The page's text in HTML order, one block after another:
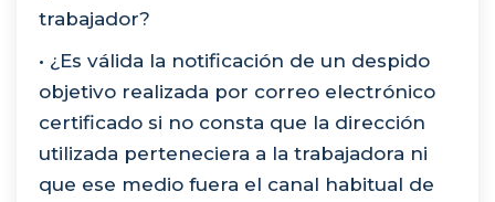
trabajador?
• ¿Es válida la notificación de un despido
objetivo realizada por correo electrónico
certificado si no consta que la dirección
utilizada perteneciera a la trabajadora ni
que ese medio fuera el canal habitual de